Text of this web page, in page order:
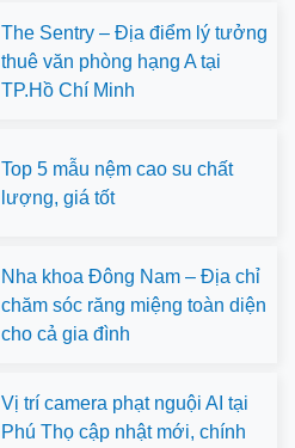
The Sentry – Địa điểm lý tưởng
thuê văn phòng hạng A tại
TP.Hồ Chí Minh
Top 5 mẫu nệm cao su chất
lượng, giá tốt
Nha khoa Đông Nam – Địa chỉ
chăm sóc răng miệng toàn diện
cho cả gia đình
Vị trí camera phạt nguội AI tại
Phú Thọ cập nhật mới, chính